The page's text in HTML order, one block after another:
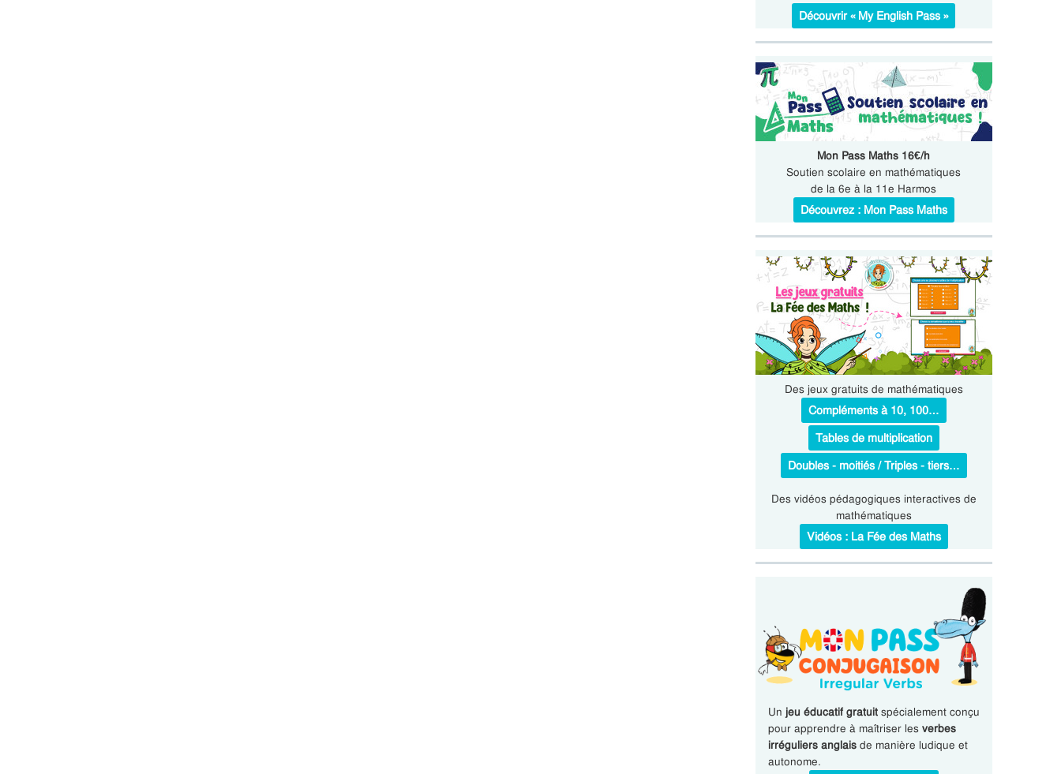
Découvrir « My English Pass »
Mon Pass Maths 16€/h
Soutien scolaire en mathématiques
de la 6e à la 11e Harmos
Découvrez : Mon Pass Maths
Des jeux gratuits de mathématiques
Compléments à 10, 100…
Tables de multiplication
Doubles - moitiés / Triples - tiers…
Des vidéos pédagogiques interactives de
mathématiques
Vidéos : La Fée des Maths
Un jeu éducatif gratuitspécialement conçu
pour apprendre à maîtriser les verbes
irréguliers anglaisde manière ludique et
autonome.